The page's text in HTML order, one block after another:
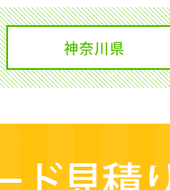
神奈川県